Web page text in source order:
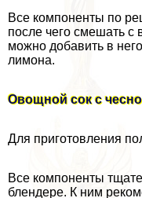
Все компоненты по
после чего смешать с
можно добавить в
лимона.
Овощной сок с
Для приготовления
Все компоненты
блендере. К ним